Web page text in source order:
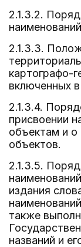
2.1.3.2.
2.1.3.3.
картографо-
включенных
2.1.3.4.
присвоении
объектам и о
объектов.
2.1.3.5.
издания
также
названий и